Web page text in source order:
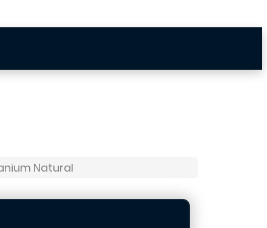
Natural